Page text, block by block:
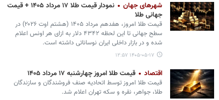
شهرهای جهان
نمودار قیمت طلا ۱۷ مرداد ۱۴۰۵ + قیمت
جهانی طلا
قیمت طلا امروز، هفدهم مرداد ۱۴۰۵ (‌هشتم اوت ۲۰۲۶) در
سطح جهانی تا این لحظه ۴۳۴۲ دلار به ازای هر اونس اعلام
شده و در بازار داخلی ایران نوساناتی داشته است.
۱۴۰۵-۰۵-۱۷ ۱۲:۵۷
اقتصاد قیمت طلا امروز چهارشنبه ۱۷ مرداد ۱۴۰۵
قیمت طلا امروز توسط اتحادیه صنف فروشندگان و سازندگان
طلا، جواهر، نقره و سکه تهران اعلام شد.